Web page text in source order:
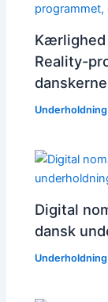
Kærlighed
Reality-
Digital
dansk